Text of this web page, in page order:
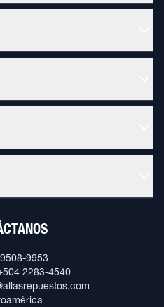
9953
2283-4540